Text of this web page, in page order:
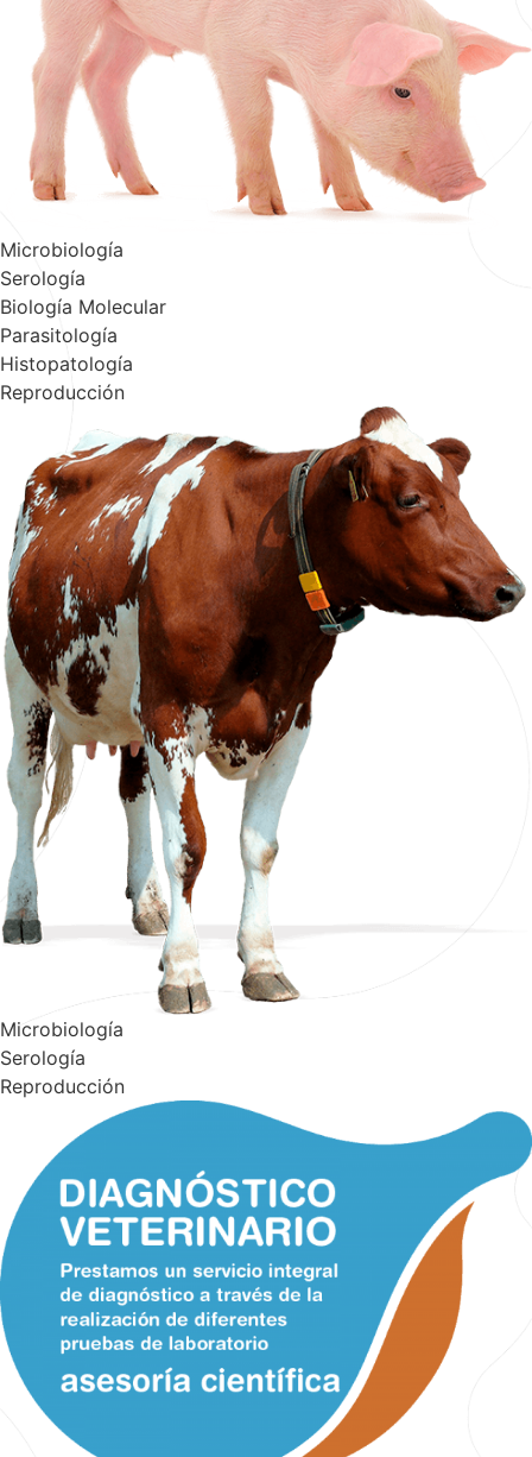
Microbiología
Serología
Biología Molecular
Parasitología
Histopatología
Reproducción
Microbiología
Serología
Reproducción